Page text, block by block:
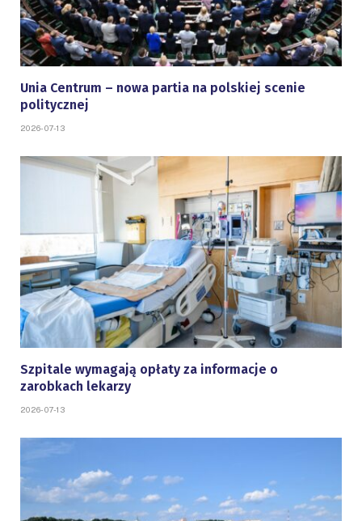
Unia Centrum – nowa partia na polskiej scenie
politycznej
2026-07-13
Szpitale wymagają opłaty za informacje o
zarobkach lekarzy
2026-07-13